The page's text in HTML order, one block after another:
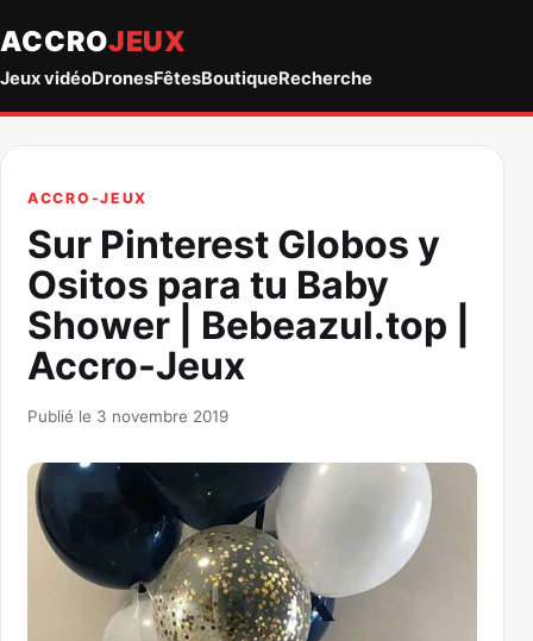
ACCROJEUX
Jeux vidéoDronesFêtesBoutiqueRecherche
ACCRO-JEUX
Sur Pinterest Globos y
Ositos para tu Baby
Shower | Bebeazul.top |
Accro-Jeux
Publié le 3 novembre 2019